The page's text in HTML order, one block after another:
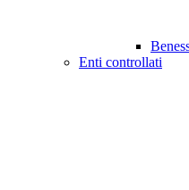
Enti controllati